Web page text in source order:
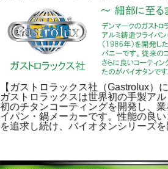
【ガストロラックス社（Gastrolux）に
ガストロラックスは世界初の手製ア
初のチタンコーティングを開発し、
イパン・鍋メーカーです。性能の良
を追求し続け、バイオタンシリーズを